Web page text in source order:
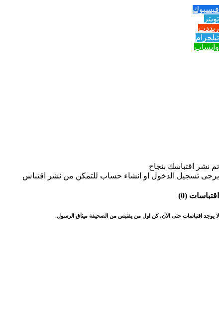
فيسبوك
تويتر
ريددت
تيلجرام
واتساب
تم نشر اقتباسك بنجاح
يرجى تسجيل الدخول او انشاء حساب للتمكن من نشر اقتباس
اقتباسات (0)
لا يوجد اقتباسات حتى الآن، كن اول من يقتبس من الصحيفة ميثاق الرسول.